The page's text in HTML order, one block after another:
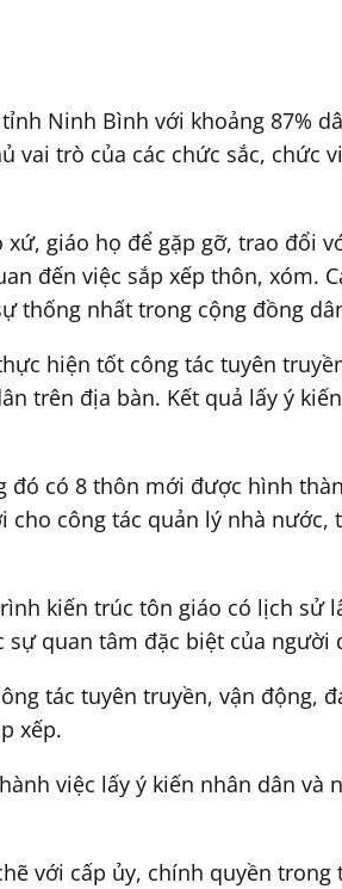
Ninh Bình với khoảng 87%
vai trò của các chức sắc, chức
giáo họ để gặp gỡ, trao đổi
đến việc sắp xếp thôn, xóm.
thống nhất trong cộng đồng
hiện tốt công tác tuyên
trên địa bàn. Kết quả lấy ý
đó có 8 thôn mới được hình
công tác quản lý nhà nước,
kiến trúc tôn giáo có lịch sử
quan tâm đặc biệt của người
tác tuyên truyền, vận động,
xếp.
việc lấy ý kiến nhân dân và
với cấp ủy, chính quyền trong